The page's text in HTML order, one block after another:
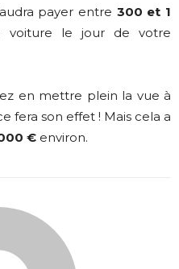
payer entre 300 et 1
voiture le jour de votre
en mettre plein la vue à
fera son effet ! Mais cela a
€ environ.